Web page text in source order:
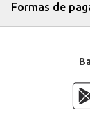
castrados, tanto
estabelecimentos
Marca: Balance
Formas de